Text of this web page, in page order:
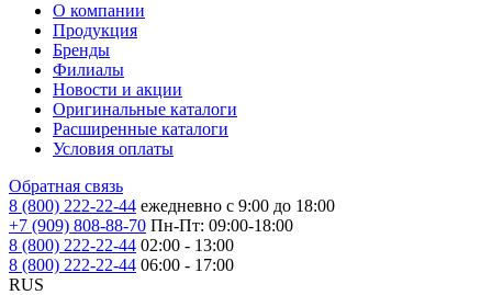
О компании
Продукция
Бренды
Филиалы
Новости и акции
Оригинальные каталоги
Расширенные каталоги
Условия оплаты
Обратная связь
8 (800) 222-22-44 ежедневно с 9:00 до 18:00
+7 (909) 808-88-70 Пн-Пт: 09:00-18:00
8 (800) 222-22-44 02:00 - 13:00
8 (800) 222-22-44 06:00 - 17:00
RUS